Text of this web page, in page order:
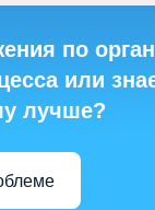
по
или
лучше?